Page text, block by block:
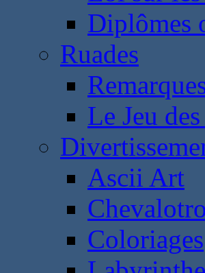
Diplômes
Ruades
Le Jeu
Ascii Art
Coloriages